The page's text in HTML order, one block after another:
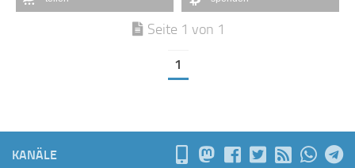
Seite 1 von 1
1
KANÄLE